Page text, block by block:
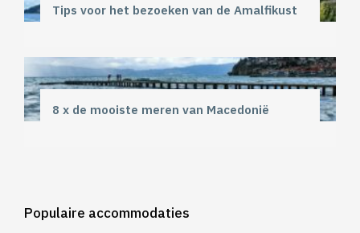
Tips voor het bezoeken van de Amalfikust
8 x de mooiste meren van Macedonië
Populaire accommodaties